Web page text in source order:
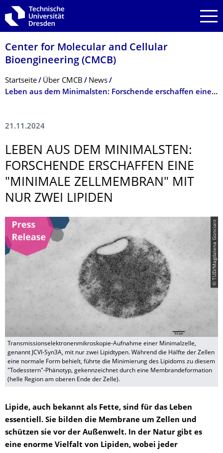
Zur Hauptnavigation springen
Zur Suche springen
Zum Inhalt springen
Center for Molecular and Cellular
Bioengineering (CMCB)
Breadcrumb-Menü
Startseite Über CMCB
News
Leben aus dem Minimalsten: Forschende erschaffen eine "minimale Zellmembran" mit nur zwei Lipiden
21.11.2024
LEBEN AUS DEM MINIMALSTEN:
FORSCHENDE ERSCHAFFEN EINE
"MINIMALE ZELLMEMBRAN" MIT
NUR ZWEI LIPIDEN
© TUD/Magdalena Gonciarz
Transmissionselektronenmikroskopie-Aufnahme einer Minimalzelle,
genannt JCVI-Syn3A, mit nur zwei Lipidtypen. Während die Hälfte der Zellen
eine normale Form behielt, führte die Minimierung des Lipidoms zu diesem
"Todesstern"-Phänotyp, gekennzeichnet durch eine Membrandeformation
(helle Region am oberen Ende der Zelle).
Lipide, auch bekannt als Fette, sind für das Leben
essentiell. Sie bilden die Membrane um Zellen und
schützen sie vor der Außenwelt. In der Natur gibt es
eine enorme Vielfalt von Lipiden, wobei jeder